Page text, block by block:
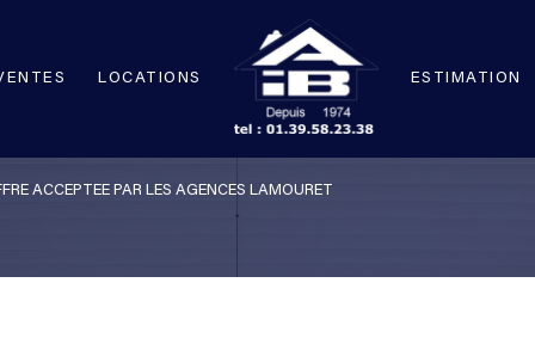
LOCATIONS ESTIMATION
Estimer
VOIR LES1ANNONCES
ACCEPTEE PAR LES AGENCES LAMOURET
VOIR LES1ANNONCES